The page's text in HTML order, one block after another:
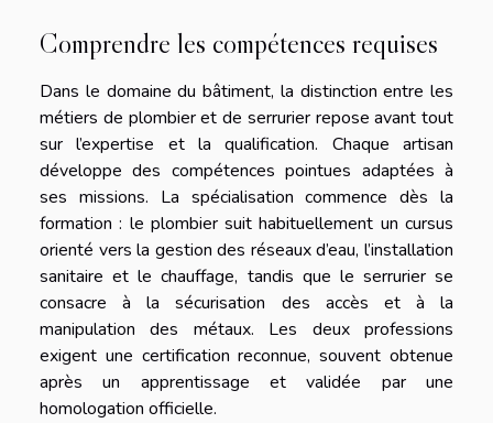
Comprendre les compétences requises
Dans le domaine du bâtiment, la distinction entre les
métiers de plombier et de serrurier repose avant tout
sur l’expertise et la qualification. Chaque artisan
développe des compétences pointues adaptées à
ses missions. La spécialisation commence dès la
formation : le plombier suit habituellement un cursus
orienté vers la gestion des réseaux d’eau, l’installation
sanitaire et le chauffage, tandis que le serrurier se
consacre à la sécurisation des accès et à la
manipulation des métaux. Les deux professions
exigent une certification reconnue, souvent obtenue
après un apprentissage et validée par une
homologation officielle.